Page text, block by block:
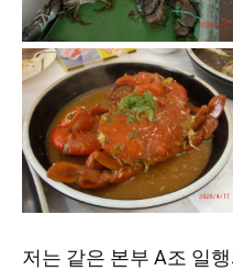
저는 같은 본부 A조 일